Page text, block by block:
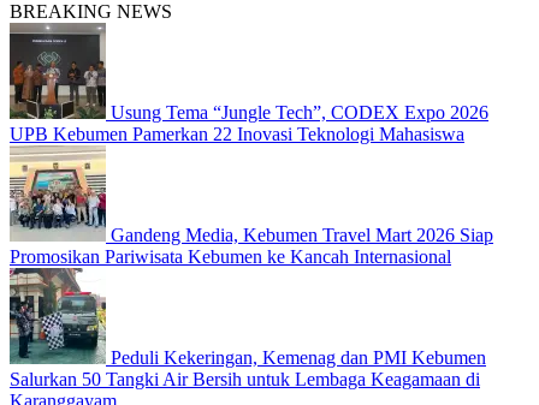
BREAKING NEWS
Usung Tema “Jungle Tech”, CODEX Expo 2026
UPB Kebumen Pamerkan 22 Inovasi Teknologi Mahasiswa
Gandeng Media, Kebumen Travel Mart 2026 Siap
Promosikan Pariwisata Kebumen ke Kancah Internasional
Peduli Kekeringan, Kemenag dan PMI Kebumen
Salurkan 50 Tangki Air Bersih untuk Lembaga Keagamaan di
Karanggayam